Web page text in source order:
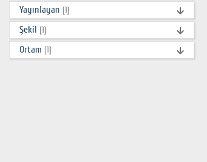
Yayınlayan [1]
Şekil [1]
Ortam [1]